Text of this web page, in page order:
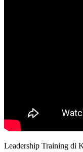
Leadership Training di